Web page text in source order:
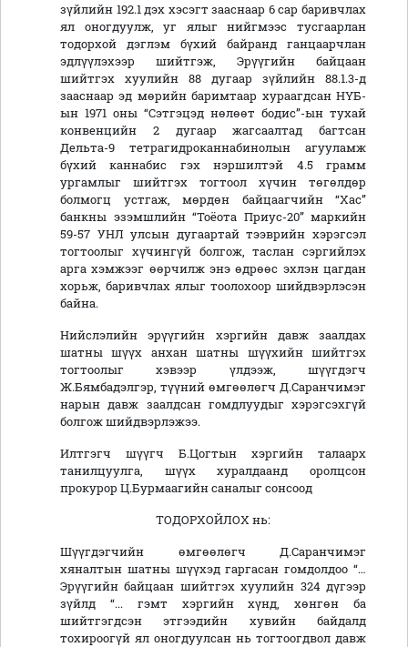
зүйлийн 192.1 дэх хэсэгт зааснаар 6 сар баривчлах
ял оногдуулж, уг ялыг нийгмээс тусгаарлан
тодорхой дэглэм бүхий байранд ганцаарчлан
эдлүүлэхээр шийтгэж, Эрүүгийн байцаан
шийтгэх хуулийн 88 дугаар зүйлийн 88.1.3-д
зааснаар эд мөрийн баримтаар хураагдсан НҮБ-
ын 1971 оны “Сэтгэцэд нөлөөт бодис”-ын тухай
конвенцийн 2 дугаар жагсаалтад багтсан
Дельта-9 тетрагидроканнабинолын агууламж
бүхий каннабис гэх нэршилтэй 4.5 грамм
ургамлыг шийтгэх тогтоол хүчин төгөлдөр
болмогц устгаж, мөрдөн байцаагчийн “Хас”
банкны эзэмшлийн “Тоёота Приус-20” маркийн
59-57 УНЛ улсын дугаартай тээврийн хэрэгсэл
тогтоолыг хүчингүй болгож, таслан сэргийлэх
арга хэмжээг өөрчилж энэ өдрөөс эхлэн цагдан
хорьж, баривчлах ялыг тоолохоор шийдвэрлэсэн
байна.
Нийслэлийн эрүүгийн хэргийн давж заалдах
шатны шүүх анхан шатны шүүхийн шийтгэх
тогтоолыг хэвээр үлдээж, шүүгдэгч
Ж.Бямбадэлгэр, түүний өмгөөлөгч Д.Саранчимэг
нарын давж заалдсан гомдлуудыг хэрэгсэхгүй
болгож шийдвэрлэжээ.
Илтгэгч шүүгч Б.Цогтын хэргийн талаарх
танилцуулга, шүүх хуралдаанд оролцсон
прокурор Ц.Бурмаагийн саналыг сонсоод
ТОДОРХОЙЛОХ нь:
Шүүгдэгчийн өмгөөлөгч Д.Саранчимэг
хяналтын шатны шүүхэд гаргасан гомдолдоо “…
Эрүүгийн байцаан шийтгэх хуулийн 324 дүгээр
зүйлд “... гэмт хэргийн хүнд, хөнгөн ба
шийтгэгдсэн этгээдийн хувийн байдалд
тохироогүй ял оногдуулсан нь тогтоогдвол давж